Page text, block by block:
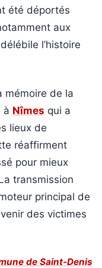
été déportés
aux
l’histoire
mémoire de la
à Nîmes qui a
lieux de
réaffirment
pour mieux
transmission
principal de
des victimes
de Saint-Denis